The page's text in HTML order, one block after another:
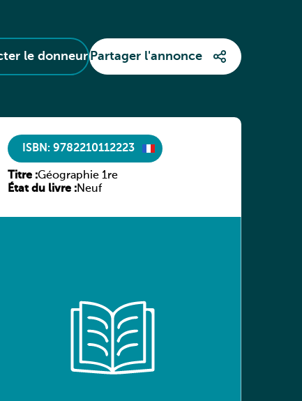
le donneur Partager l'annonce
ISBN: 9782210112223
Titre :Géographie 1re
État du livre :Neuf